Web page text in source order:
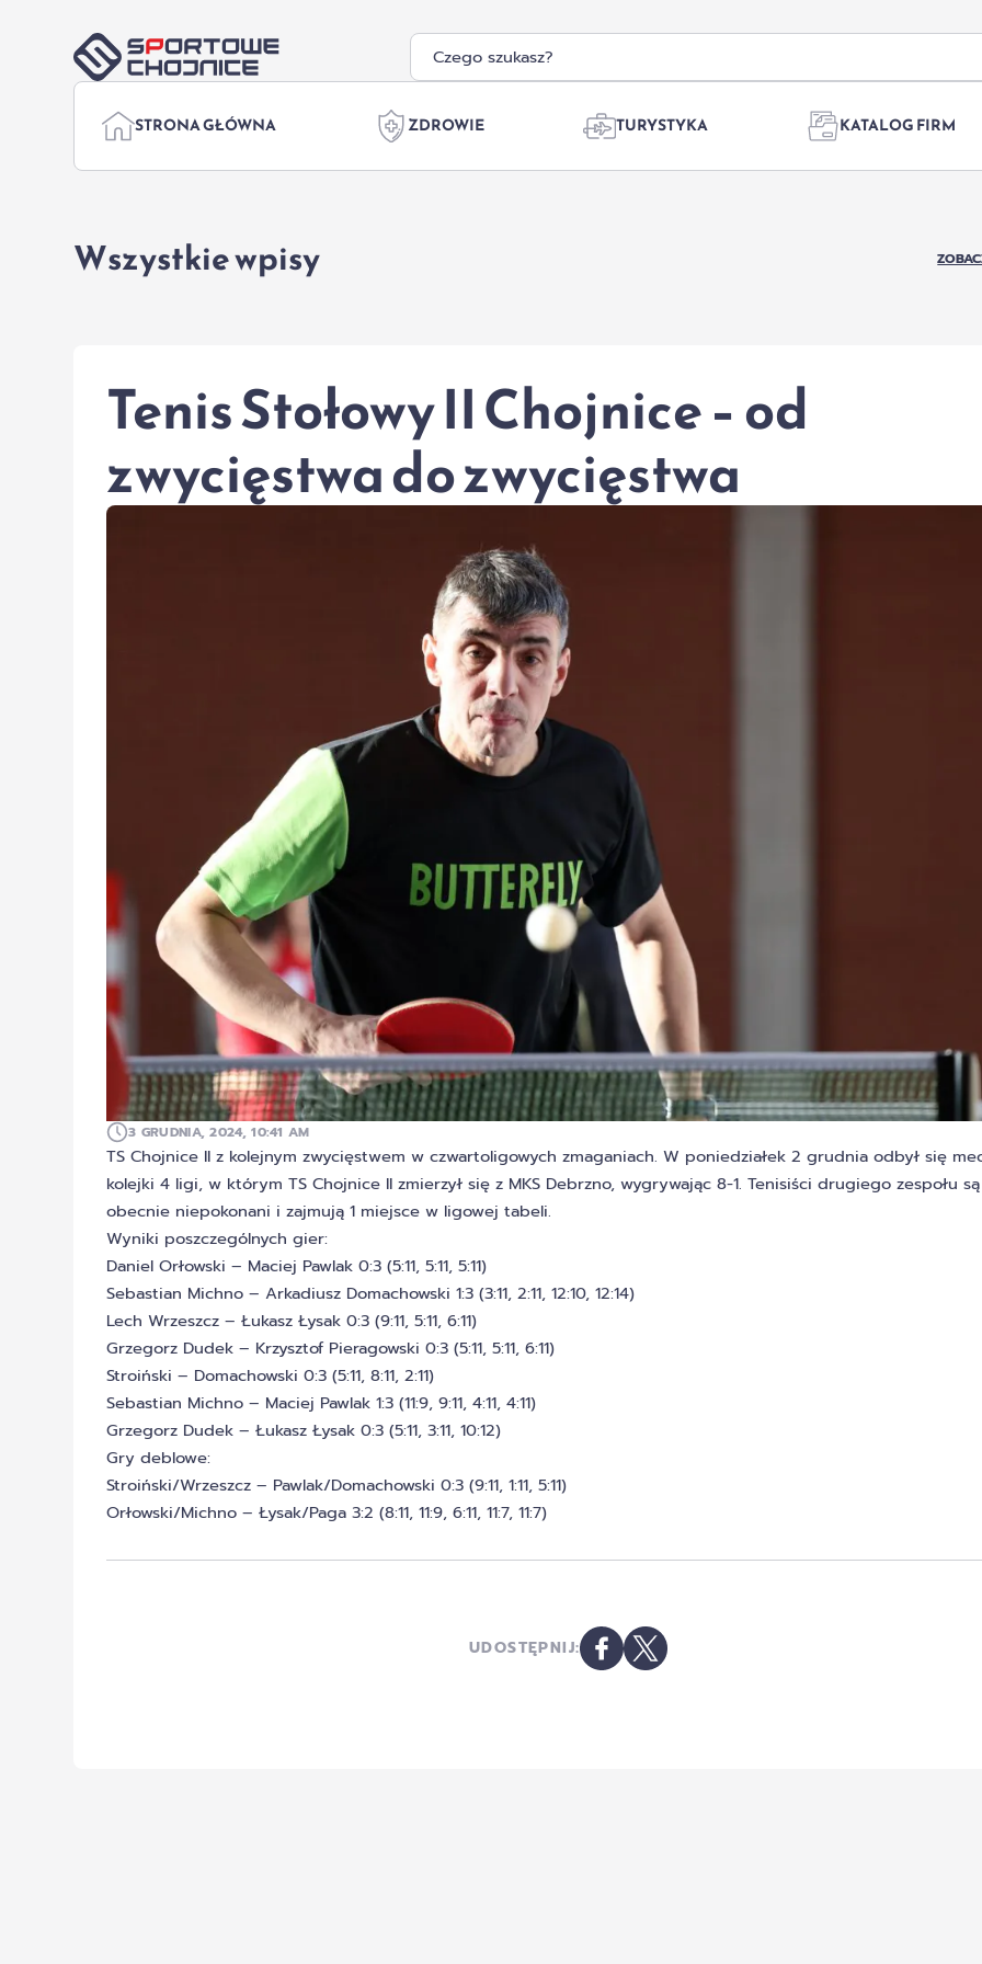
STRONA GŁÓWNA ZDROWIE TURYSTYKA KATALOG FIRM
Wszystkie wpisy
Tenis Stołowy II Chojnice – od
zwycięstwa do zwycięstwa
3 GRUDNIA, 2024, 10:41 AM
TS Chojnice II z kolejnym zwycięstwem w czwartoligowych zmaganiach. W poniedziałek 2 grudnia odbył się
kolejki 4 ligi, w którym TS Chojnice II zmierzył się z MKS Debrzno, wygrywając 8-1. Tenisiści drugiego zespołu są
obecnie niepokonani i zajmują 1 miejsce w ligowej tabeli.
Wyniki poszczególnych gier:
Daniel Orłowski – Maciej Pawlak 0:3 (5:11, 5:11, 5:11)
Sebastian Michno – Arkadiusz Domachowski 1:3 (3:11, 2:11, 12:10, 12:14)
Lech Wrzeszcz – Łukasz Łysak 0:3 (9:11, 5:11, 6:11)
Grzegorz Dudek – Krzysztof Pieragowski 0:3 (5:11, 5:11, 6:11)
Stroiński – Domachowski 0:3 (5:11, 8:11, 2:11)
Sebastian Michno – Maciej Pawlak 1:3 (11:9, 9:11, 4:11, 4:11)
Grzegorz Dudek – Łukasz Łysak 0:3 (5:11, 3:11, 10:12)
Gry deblowe:
Stroiński/Wrzeszcz – Pawlak/Domachowski 0:3 (9:11, 1:11, 5:11)
Orłowski/Michno – Łysak/Paga 3:2 (8:11, 11:9, 6:11, 11:7, 11:7)
UDOSTĘPNIJ: